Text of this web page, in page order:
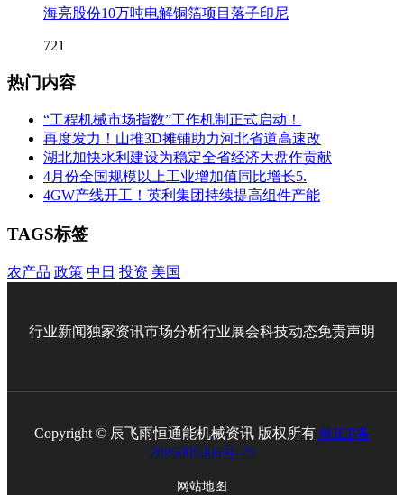
海亮股份10万吨电解铜箔项目落子印尼
721
热门内容
“工程机械市场指数”工作机制正式启动！
再度发力！山推3D摊铺助力河北省道高速改
湖北加快水利建设为稳定全省经济大盘作贡献
4月份全国规模以上工业增加值同比增长5.
4GW产线开工！英利集团持续提高组件产能
TAGS标签
农产品 政策 中日 投资 美国
行业新闻独家资讯市场分析行业展会科技动态免责声明
Copyright © 辰飞雨恒通能机械资讯 版权所有 鲁ICP备
2026005306号-75
网站地图